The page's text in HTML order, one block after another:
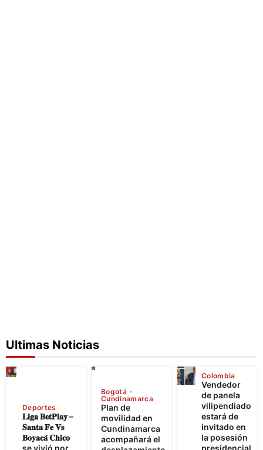
Ultimas Noticias
Deportes
𝐋𝐢𝐠𝐚 𝐁𝐞𝐭𝐏𝐥𝐚𝐲 –
𝐒𝐚𝐧𝐭𝐚 𝐅𝐞 𝐕𝐬
𝐁𝐨𝐲𝐚𝐜𝐚́ 𝐂𝐡𝐢𝐜𝐨
se vivió por
Bogotá
Cundinamarca
Plan de
movilidad en
Cundinamarca
acompañará el
Colombia
Vendedor
de panela
vilipendiado
estará de
invitado en
la posesión
presidencial